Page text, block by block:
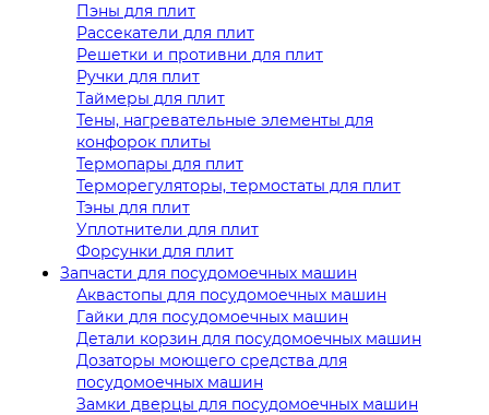
Пэны для плит
Рассекатели для плит
Решетки и противни для плит
Ручки для плит
Таймеры для плит
Тены, нагревательные элементы для
конфорок плиты
Термопары для плит
Терморегуляторы, термостаты для плит
Тэны для плит
Уплотнители для плит
Форсунки для плит
Запчасти для посудомоечных машин
Аквастопы для посудомоечных машин
Гайки для посудомоечных машин
Детали корзин для посудомоечных машин
Дозаторы моющего средства для
посудомоечных машин
Замки дверцы для посудомоечных машин